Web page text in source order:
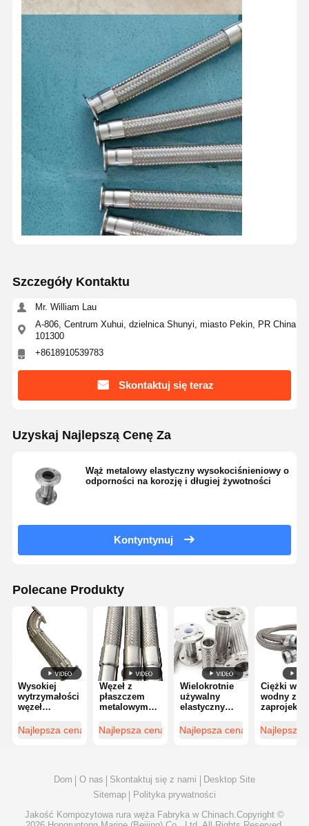
Szczegóły Kontaktu
Mr. William Lau
A-806, Centrum Xuhui, dzielnica Shunyi, miasto Pekin, PR China
101300
+8618910539783
Skontaktuj się teraz
Uzyskaj Najlepszą Cenę Za
Wąż metalowy elastyczny wysokociśnieniowy o
odporności na korozję i długiej żywotności
Kontyntynuj
Polecane Produkty
Wysokiej
wytrzymałości
węzeł
zaprojektowany
Najlepsza cena
Węzeł z
płaszczem
metalowym
bezpiecznym
połączeniem i
Najlepsza cena
Wielokrotnie
używalny
elastyczny
zapewniający
niezawodne
eksploatacyjną
Najlepsza cena
Ciężki
wodny ze
przepływu
trwałości
Najlepsza
Dom O nas Skontaktuj się z nami
Desktop Site
Sitemap
Polityka prywatności
Jakość Kompozytowa rura węża Fabryka w Chinach.Copyright ©